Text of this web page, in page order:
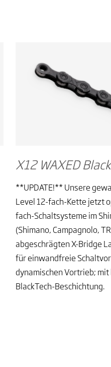
X12 WAXED
**UPDATE!** Unsere
Level 12-fach-Kette jetzt
fach-Schaltsysteme im
(Shimano, Campagnolo,
abgeschrägten X-Bridge
für einwandfreie
dynamischen Vortrieb;
BlackTech-Beschichtung.